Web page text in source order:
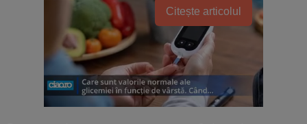
Citește articolul